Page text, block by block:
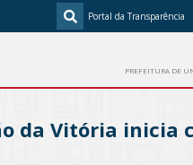
Portal da Transparência
PREFEITURA DE
da Vitória inicia